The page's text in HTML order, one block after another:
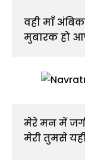
वही माँ
मुबारक हो
मेरे मन में
मेरी तुमसे